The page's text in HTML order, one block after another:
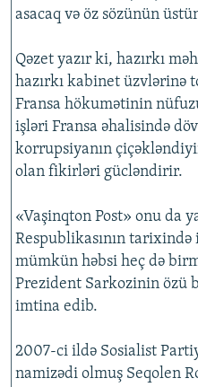
asacaq və öz sözünün
Qəzet yazır ki, hazırkı
hazırkı kabinet üzvlərinə
Fransa hökumətinin
işləri Fransa əhalisində
korrupsiyanın
olan fikirləri gücləndirir.
«Vaşinqton Post» onu da
Respublikasının
mümkün həbsi heç də
Prezident Sarkozinin özü
imtina edib.
2007-ci ildə Sosialist
namizədi olmuş Seqolen